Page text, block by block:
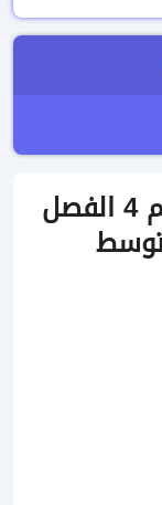
فرض في اللغة العربية رقم 4 الفصل